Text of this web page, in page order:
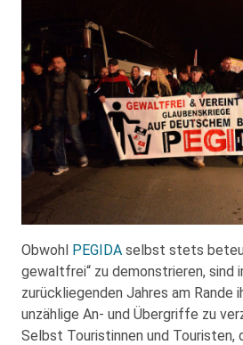
Obwohl PEGIDA selbst stets
gewaltfrei“ zu demonstrieren, sind
zurückliegenden Jahres am Rande
unzählige An- und Übergriffe zu
Selbst Touristinnen und Touristen,